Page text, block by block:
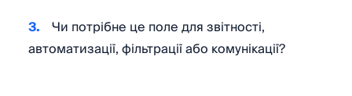
Чи потрібне це поле для звітності,
автоматизації, фільтрації або комунікації?